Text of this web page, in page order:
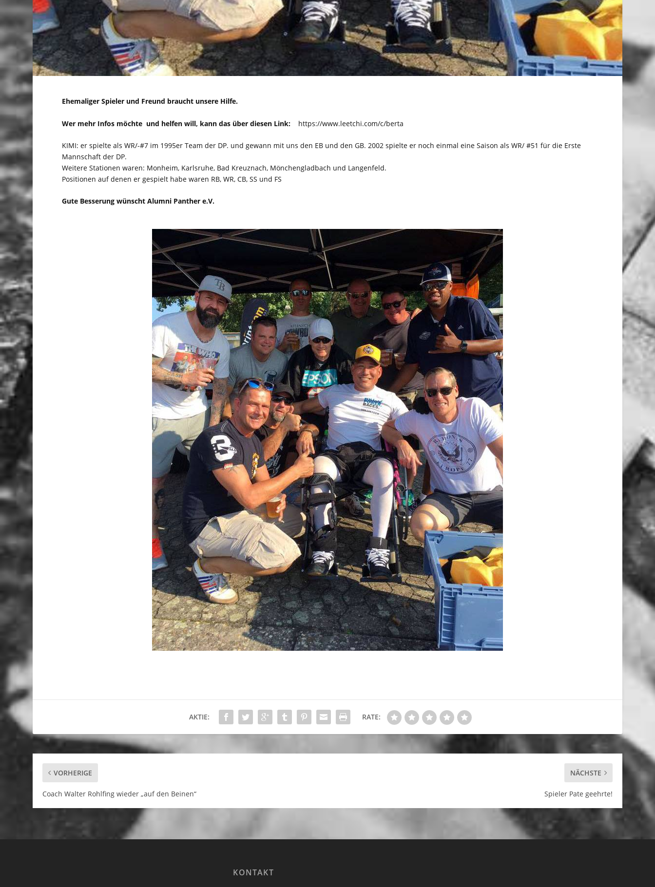
Ehemaliger Spieler und Freund braucht unsere Hilfe.
Wer mehr Infos möchte und helfen will, kann das über diesen Link: https://www.leetchi.com/c/berta
KIMI: er spielte als WR/-#7 im 1995er Team der DP. und gewann mit uns den EB und den GB. 2002 spielte er noch einmal eine Saison als WR/ #51 für die Erste
Mannschaft der DP.
Weitere Stationen waren: Monheim, Karlsruhe, Bad Kreuznach, Mönchengladbach und Langenfeld.
Positionen auf denen er gespielt habe waren RB, WR, CB, SS und FS
Gute Besserung wünscht Alumni Panther e.V.
AKTIE: RATE:
VORHERIGE
Coach Walter Rohlfing wieder „auf den Beinen“
NÄCHSTE
Spieler Pate geehrte!
KONTAKT